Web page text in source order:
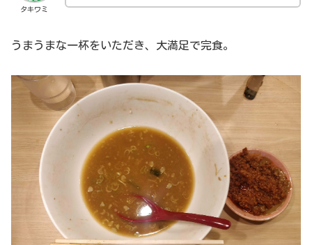
タキワミ
うまうまな一杯をいただき、大満足で完食。